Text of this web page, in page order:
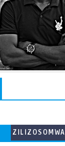
ZILIZOSOMWA